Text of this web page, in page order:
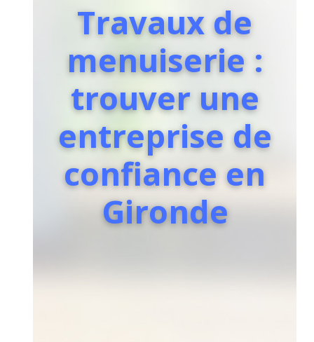
Travaux de
menuiserie :
trouver une
entreprise de
confiance en
Gironde